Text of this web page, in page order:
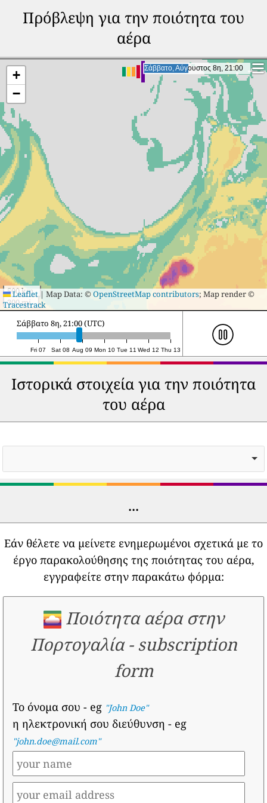
Πρόβλεψη για την ποιότητα του
αέρα
Κυριακή, Αύγουστος 9η, 17:00
Κυριακή, Αύγουστος 9η, 17:00
+
−
500 km
300 mi
Leaflet | Map Data: ©OpenStreetMap contributors; Map render ©
Tracestrack
Fri 07 Sat 08 Aug 09 Mon 10 Tue 11 Wed 12 Thu 13
Κυριακή 9η, 17:00 (UTC)
Ιστορικά στοιχεία για την ποιότητα
του αέρα
...
Εάν θέλετε να μείνετε ενημερωμένοι σχετικά με το
έργο παρακολούθησης της ποιότητας του αέρα,
εγγραφείτε στην παρακάτω φόρμα:
Ποιότητα αέρα στην
Πορτογαλία- subscription
form
Το όνομα σου - eg "John Doe"
η ηλεκτρονική σου διεύθυνση - eg
"john.doe@mail.com"